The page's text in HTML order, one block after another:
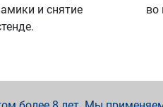
и снятие
во